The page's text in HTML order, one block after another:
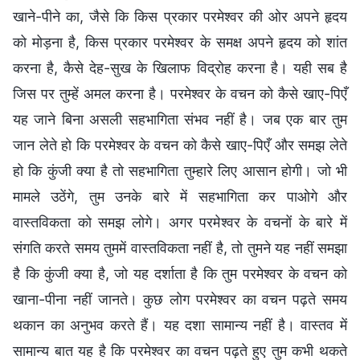
खाने-पीने का, जैसे कि किस प्रकार परमेश्वर की ओर अपने हृदय
को मोड़ना है, किस प्रकार परमेश्वर के समक्ष अपने हृदय को शांत
करना है, कैसे देह-सुख के खिलाफ विद्रोह करना है। यही सब है
जिस पर तुम्हें अमल करना है। परमेश्वर के वचन को कैसे खाए-पिएँ
यह जाने बिना असली सहभागिता संभव नहीं है। जब एक बार तुम
जान लेते हो कि परमेश्वर के वचन को कैसे खाए-पिएँ और समझ लेते
हो कि कुंजी क्या है तो सहभागिता तुम्हारे लिए आसान होगी। जो भी
मामले उठेंगे, तुम उनके बारे में सहभागिता कर पाओगे और
वास्तविकता को समझ लोगे। अगर परमेश्वर के वचनों के बारे में
संगति करते समय तुममें वास्तविकता नहीं है, तो तुमने यह नहीं समझा
है कि कुंजी क्या है, जो यह दर्शाता है कि तुम परमेश्वर के वचन को
खाना-पीना नहीं जानते। कुछ लोग परमेश्वर का वचन पढ़ते समय
थकान का अनुभव करते हैं। यह दशा सामान्य नहीं है। वास्तव में
सामान्य बात यह है कि परमेश्वर का वचन पढ़ते हुए तुम कभी थकते